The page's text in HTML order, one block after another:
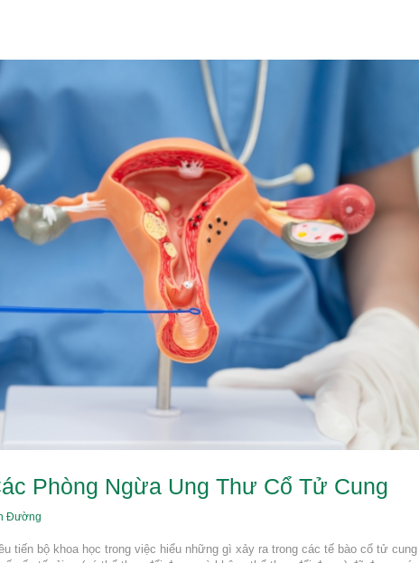
Phòng Ngừa Ung Thư Cổ Tử Cung
Đường
tiến bộ khoa học trong việc hiểu những gì xảy ra trong các tế bào cổ tử cung